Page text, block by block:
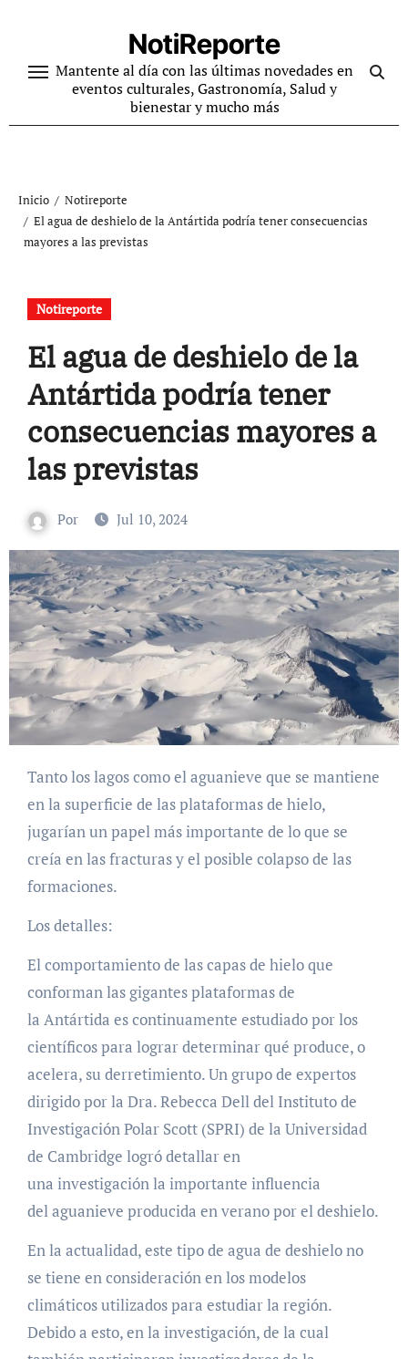
contenido
NotiReporte
Mantente al día con las últimas novedades en
eventos culturales, Gastronomía, Salud y
bienestar y mucho más
Inicio
Notireporte
El agua de deshielo de la Antártida podría tener consecuencias
mayores a las previstas
Notireporte
El agua de deshielo de la
Antártida podría tener
consecuencias mayores a
las previstas
Por Jul 10, 2024
Tanto los lagos como el aguanieve que se mantiene
en la superficie de las plataformas de hielo,
jugarían un papel más importante de lo que se
creía en las fracturas y el posible colapso de las
formaciones.
Los detalles:
El comportamiento de las capas de hielo que
conforman las gigantes plataformas de
la Antártida es continuamente estudiado por los
científicos para lograr determinar qué produce, o
acelera, su derretimiento. Un grupo de expertos
dirigido por la Dra. Rebecca Dell del Instituto de
Investigación Polar Scott (SPRI) de la Universidad
de Cambridge logró detallar en
una investigación la importante influencia
del aguanieve producida en verano por el deshielo.
En la actualidad, este tipo de agua de deshielo no
se tiene en consideración en los modelos
climáticos utilizados para estudiar la región.
Debido a esto, en la investigación, de la cual